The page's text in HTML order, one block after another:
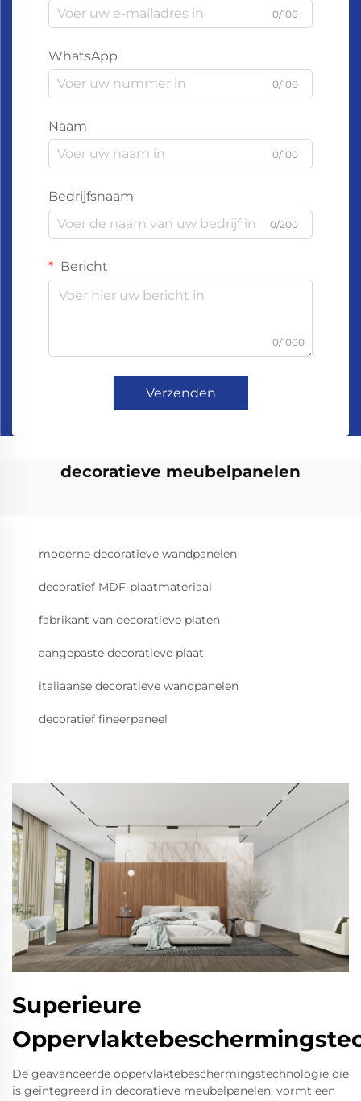
0/100
WhatsApp
0/100
Naam
0/100
Bedrijfsnaam
0/200
Bericht
0/1000
Verzenden
decoratieve meubelpanelen
moderne decoratieve wandpanelen
decoratief MDF-plaatmateriaal
fabrikant van decoratieve platen
aangepaste decoratieve plaat
italiaanse decoratieve wandpanelen
decoratief fineerpaneel
Superieure
De geavanceerde oppervlaktebeschermingstechnologie die
is geïntegreerd in decoratieve meubelpanelen, vormt een